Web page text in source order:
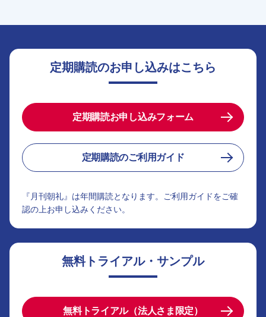
定期購読のお申し込みはこちら
定期購読お申し込みフォーム
定期購読のご利用ガイド
『月刊朝礼』は年間購読となります。ご利用ガイドをご確
認の上お申し込みください。
無料トライアル・サンプル
無料トライアル（法人さま限定）